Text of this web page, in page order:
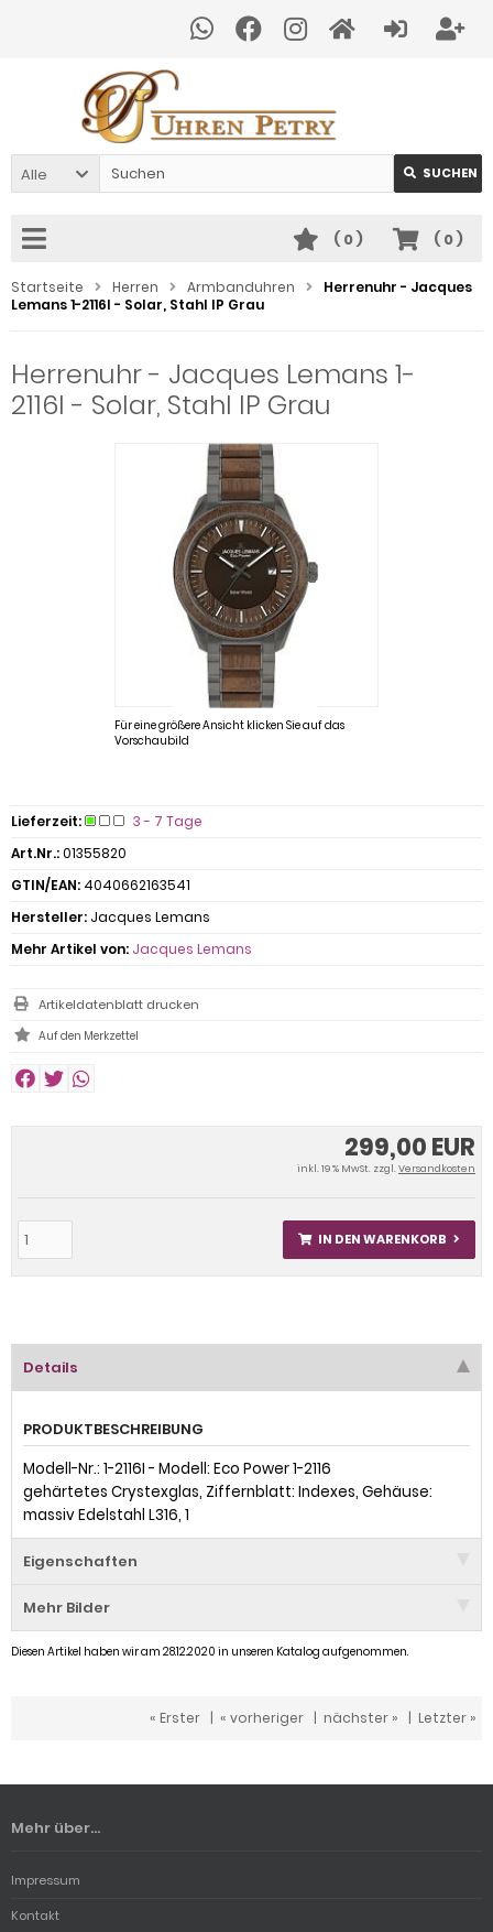
Alle SUCHEN
( 0)
( 0)
Startseite Herren Armbanduhren
Herrenuhr - Jacques
Lemans 1-2116I - Solar, Stahl IP Grau
Herrenuhr - Jacques Lemans 1-
2116I - Solar, Stahl IP Grau
Für eine größere Ansicht klicken Sie auf das
Vorschaubild
299,00 EUR
inkl. 19 % MwSt. zzgl.Versandkosten
IN DEN WARENKORB
Lieferzeit:
3 - 7 Tage
Art.Nr.:01355820
GTIN/EAN: 4040662163541
Hersteller: Jacques Lemans
Mehr Artikel von: Jacques Lemans
Artikeldatenblatt drucken
Details
PRODUKTBESCHREIBUNG
Modell-Nr.: 1-2116I - Modell: Eco Power 1-2116
gehärtetes Crystexglas, Ziffernblatt: Indexes, Gehäuse:
massiv Edelstahl L316, 1
Eigenschaften
Mehr Bilder
Diesen Artikel haben wir am 28.12.2020 in unseren Katalog aufgenommen.
« Erster | « vorheriger | nächster » | Letzter »
Mehr über...
Impressum
Kontakt